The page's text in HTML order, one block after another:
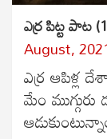
ఎర్ర పిట్ట పాట
August,
ఎర్ర ఆపిళ్ల
మేం